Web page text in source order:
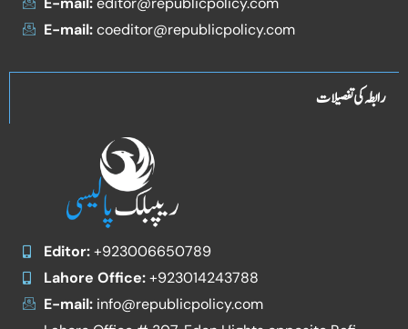
E-mail:coeditor@republicpolicy.com
رابطہ کی تفصیلات
Editor:+923006650789
Lahore Office:+923014243788
E-mail:info@republicpolicy.com